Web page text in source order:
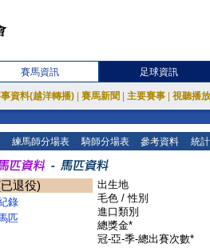
賽馬資訊 足球資訊
資料(越洋轉播) 賽馬新聞 主要賽事 視聽播
練馬師分場表 騎師分場表 參考資料 統
退役)
錄
匹
出生地
毛色 / 性別
進口類別
總獎金*
冠-亞-季-總出賽次數*